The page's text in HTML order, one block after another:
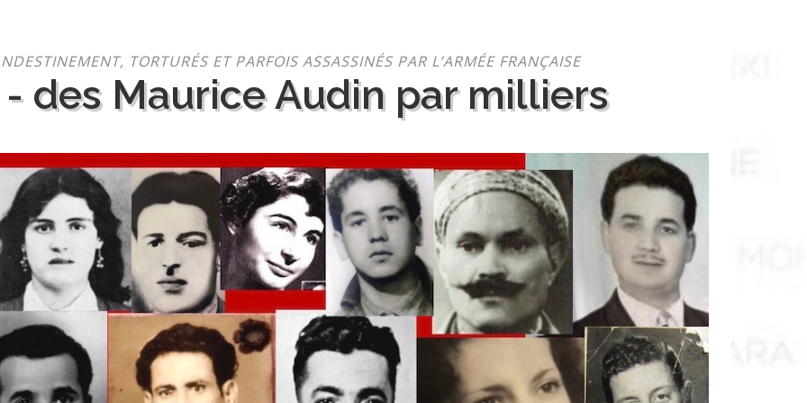
TORTURÉS ET PARFOIS ASSASSINÉS PAR L’ARMÉE FRANÇAISE
des Maurice Audin par milliers